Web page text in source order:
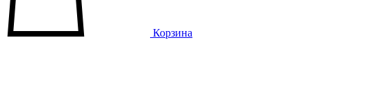
Корзина